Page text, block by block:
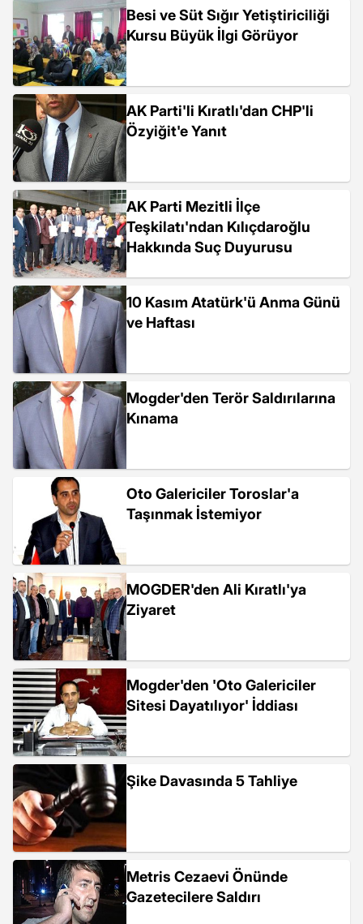
Besi ve Süt Sığır Yetiştiriciliği
Kursu Büyük İlgi Görüyor
AK Parti'li Kıratlı'dan CHP'li
Özyiğit'e Yanıt
AK Parti Mezitli İlçe
Teşkilatı'ndan Kılıçdaroğlu
Hakkında Suç Duyurusu
10 Kasım Atatürk'ü Anma Günü
ve Haftası
Mogder'den Terör Saldırılarına
Kınama
Oto Galericiler Toroslar'a
Taşınmak İstemiyor
MOGDER'den Ali Kıratlı'ya
Ziyaret
Mogder'den 'Oto Galericiler
Sitesi Dayatılıyor' İddiası
Şike Davasında 5 Tahliye
Metris Cezaevi Önünde
Gazetecilere Saldırı